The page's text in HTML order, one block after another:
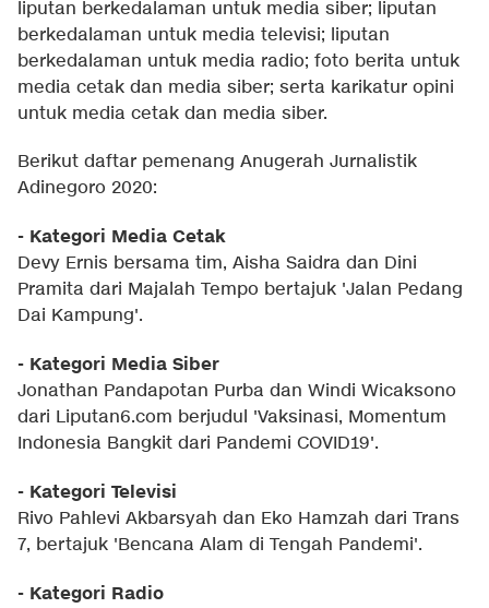
liputan berkedalaman untuk media siber; liputan
berkedalaman untuk media televisi; liputan
berkedalaman untuk media radio; foto berita untuk
media cetak dan media siber; serta karikatur opini
untuk media cetak dan media siber.
Berikut daftar pemenang Anugerah Jurnalistik
Adinegoro 2020:
- Kategori Media Cetak
Devy Ernis bersama tim, Aisha Saidra dan Dini
Pramita dari Majalah Tempo bertajuk 'Jalan Pedang
Dai Kampung'.
- Kategori Media Siber
Jonathan Pandapotan Purba dan Windi Wicaksono
dari Liputan6.com berjudul 'Vaksinasi, Momentum
Indonesia Bangkit dari Pandemi COVID19'.
- Kategori Televisi
Rivo Pahlevi Akbarsyah dan Eko Hamzah dari Trans
7, bertajuk 'Bencana Alam di Tengah Pandemi'.
- Kategori Radio